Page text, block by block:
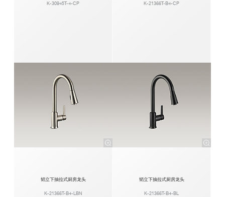
K-30945T-4-CP K-21366T-B4-CP
韬立下抽拉式厨房龙头
K-21366T-B4-LBN
韬立下抽拉式厨房龙头
K-21366T-B4-BL